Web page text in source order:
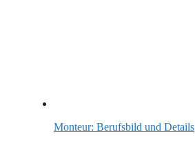
Monteur: Berufsbild und Details